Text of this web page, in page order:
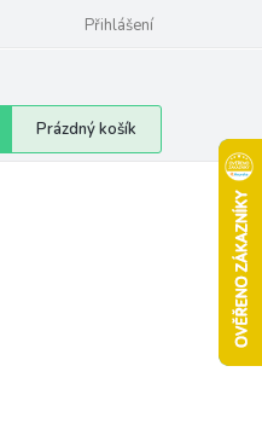
Moje objednávka
Přihlášení
Nákupní
košík
Prázdný košík